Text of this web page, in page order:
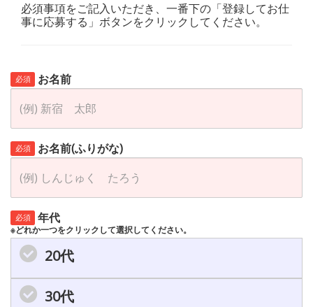
必須事項をご記入いただき、一番下の「登録してお仕
事に応募する」ボタンをクリックしてください。
必須 お名前
必須 お名前(ふりがな)
必須 年代
※どれか一つをクリックして選択してください。
20代
30代